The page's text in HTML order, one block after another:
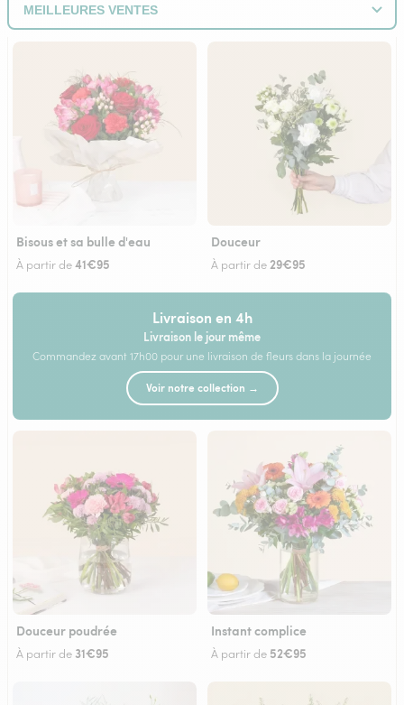
Bisous et sa bulle d'eau
À partir de41€95
Douceur
À partir de29€95
Livraison en 4h
Livraison le jour même
Commandez avant 17h00 pour une livraison de fleurs dans la journée
Voir notre collection →
Douceur poudrée
À partir de 31€95
Instant complice
À partir de 52€95